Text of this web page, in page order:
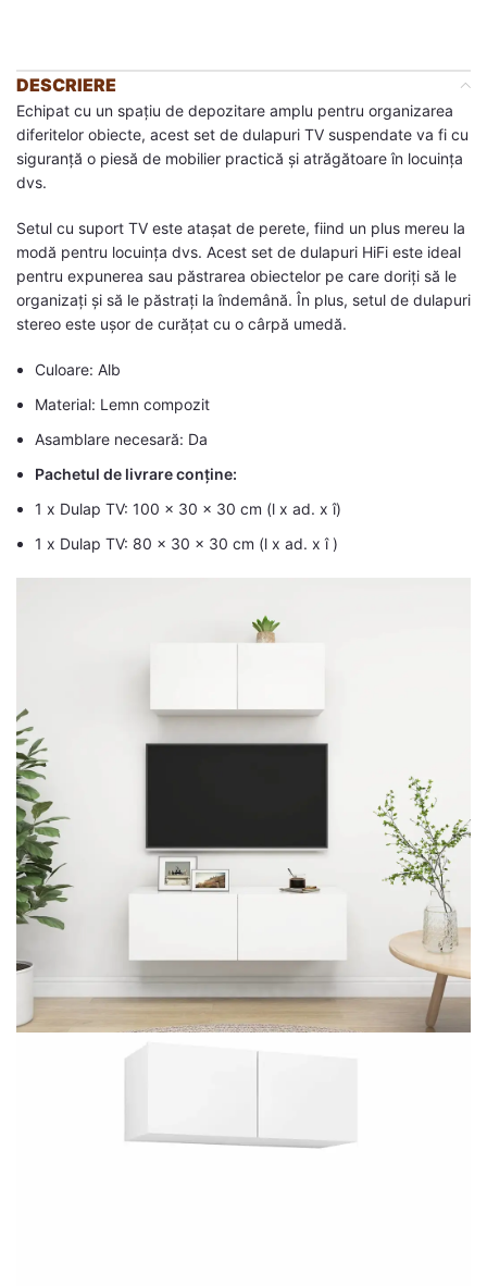
DESCRIERE
Echipat cu un spațiu de depozitare amplu pentru organizarea
diferitelor obiecte, acest set de dulapuri TV suspendate va fi cu
siguranță o piesă de mobilier practică și atrăgătoare în locuința
dvs.
Setul cu suport TV este atașat de perete, fiind un plus mereu la
modă pentru locuința dvs. Acest set de dulapuri HiFi este ideal
pentru expunerea sau păstrarea obiectelor pe care doriți să le
organizați și să le păstrați la îndemână. În plus, setul de dulapuri
stereo este ușor de curățat cu o cârpă umedă.
Culoare: Alb
Material: Lemn compozit
Asamblare necesară: Da
Pachetul de livrare conține:
1 x Dulap TV: 100 x 30 x 30 cm (l x ad. x î)
1 x Dulap TV: 80 x 30 x 30 cm (l x ad. x î )